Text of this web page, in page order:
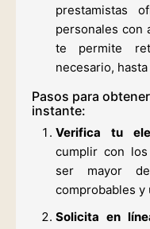
prestamistas
personales con
te permite
necesario,
Pasos para
instante:
Verifica tu
cumplir con
ser mayor
comprobables y
Solicita en